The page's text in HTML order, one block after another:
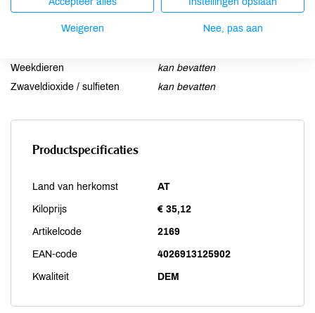
Sesam
kan bevatten
kan bevatten
Weekdieren
kan bevatten
Zwaveldioxide / sulfieten
kan bevatten
Productspecificaties
Land van herkomst AT
Kiloprijs € 35,12
Artikelcode 2169
EAN-code 4026913125902
Kwaliteit DEM
Weigeren Nee, pas aan